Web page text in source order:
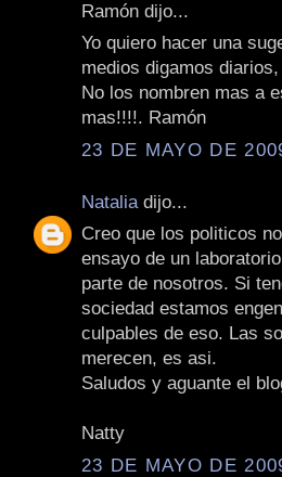
Ramón dijo...
Yo quiero hacer una
medios digamos
No los nombren mas a
mas!!!!. Ramón
23 DE MAYO DE
Natalia dijo...
Creo que los politicos
ensayo de un
parte de nosotros. Si
sociedad estamos
culpables de eso. Las
merecen, es asi.
Saludos y aguante el
Natty
23 DE MAYO DE